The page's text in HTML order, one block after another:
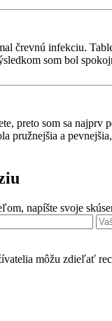
črevnú infekciu.
som bol
preto som sa
pružnejšia a
napíšte svoje
môžu zdieľať